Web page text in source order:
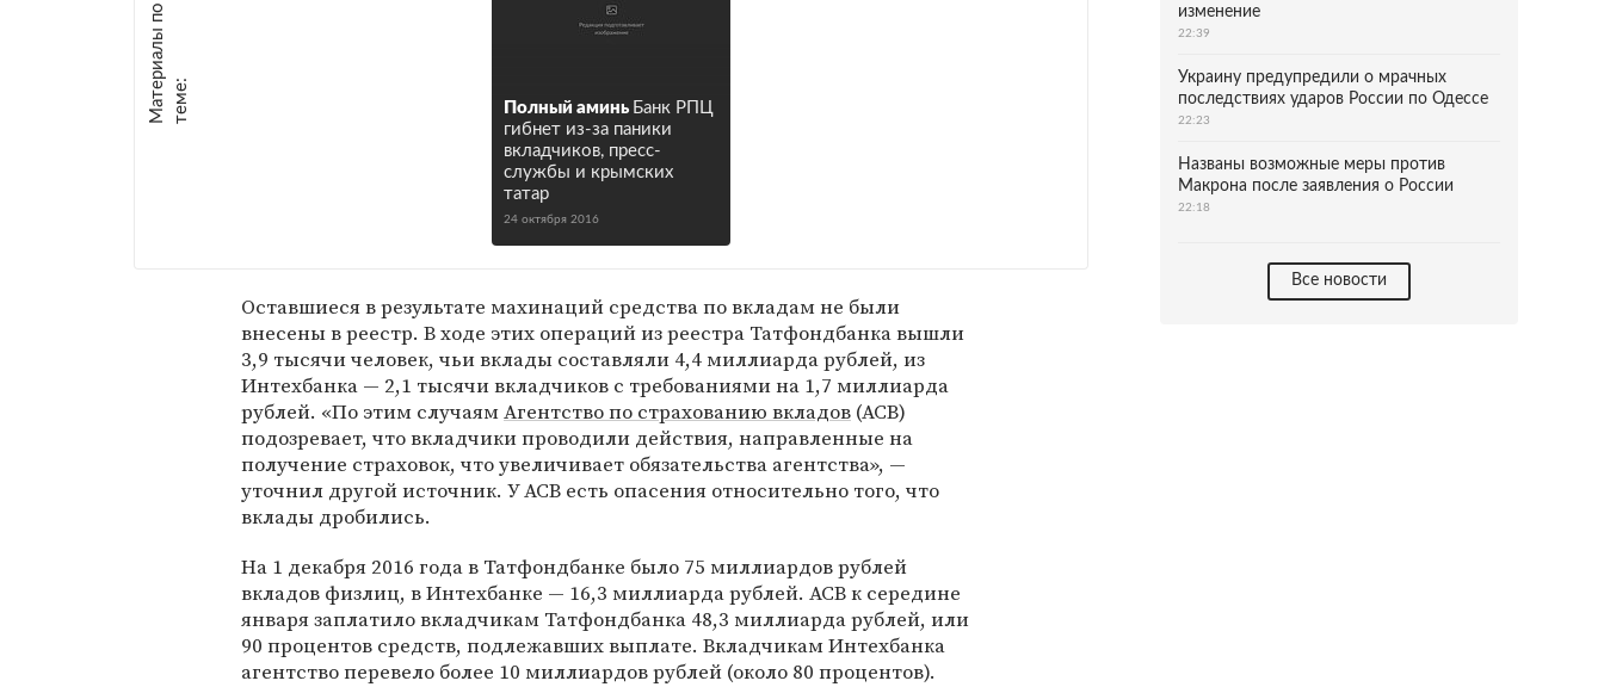
М
а
т е
р
и
а
л
ы
п
о
т
е
м
е : Полный аминь Банк РПЦ
гибнет из-за паники
вкладчиков, пресс-
службы и крымских
татар
24 октября 2016
Оставшиеся в результате махинаций средства по вкладам не были
внесены в реестр. В ходе этих операций из реестра Татфондбанка вышли
3,9 тысячи человек, чьи вклады составляли 4,4 миллиарда рублей, из
Интехбанка — 2,1 тысячи вкладчиков с требованиями на 1,7 миллиарда
рублей. «По этим случаямАгентство по страхованию вкладов (АСВ)
подозревает, что вкладчики проводили действия, направленные на
получение страховок, что увеличивает обязательства агентства», —
уточнил другой источник. У АСВ есть опасения относительно того, что
вклады дробились.
На 1 декабря 2016 года в Татфондбанке было 75 миллиардов рублей
вкладов физлиц, в Интехбанке — 16,3 миллиарда рублей. АСВ к середине
января заплатило вкладчикам Татфондбанка 48,3 миллиарда рублей, или
90 процентов средств, подлежавших выплате. Вкладчикам Интехбанка
агентство перевело более 10 миллиардов рублей (около 80 процентов).
изменение
22:39
Украину предупредили о мрачных
последствиях ударов России по Одессе
22:23
Названы возможные меры против
Макрона после заявления о России
22:18
Все новости